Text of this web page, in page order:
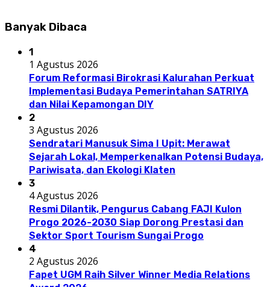
Banyak Dibaca
1
1 Agustus 2026
Forum Reformasi Birokrasi Kalurahan Perkuat
Implementasi Budaya Pemerintahan SATRIYA
dan Nilai Kepamongan DIY
2
3 Agustus 2026
Sendratari Manusuk Sima I Upit: Merawat
Sejarah Lokal, Memperkenalkan Potensi Budaya,
Pariwisata, dan Ekologi Klaten
3
4 Agustus 2026
Resmi Dilantik, Pengurus Cabang FAJI Kulon
Progo 2026-2030 Siap Dorong Prestasi dan
Sektor Sport Tourism Sungai Progo
4
2 Agustus 2026
Fapet UGM Raih Silver Winner Media Relations